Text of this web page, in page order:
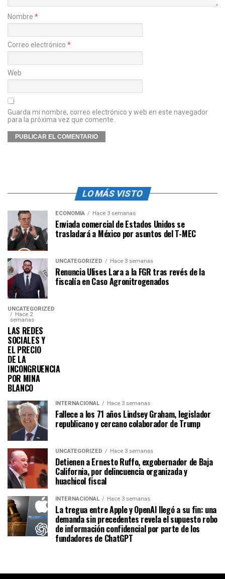
Nombre *
Correo electrónico *
Web
Guarda mi nombre, correo electrónico y web en este navegador
para la próxima vez que comente.
LO MÁS VISTO
ECONOMÍA Hace 3 semanas
Enviada comercial de Estados Unidos se
trasladará a México por asuntos del T-MEC
UNCATEGORIZED Hace 3 semanas
Renuncia Ulises Lara a la FGR tras revés de la
fiscalía en Caso Agronitrogenados
UNCATEGORIZED
Hace 2
semanas
LAS REDES
SOCIALES Y
EL PRECIO
DE LA
INCONGRUENCIA
POR MINA
BLANCO
INTERNACIONAL Hace 3 semanas
Fallece a los 71 años Lindsey Graham, legislador
republicano y cercano colaborador de Trump
UNCATEGORIZED Hace 3 semanas
Detienen a Ernesto Ruffo, exgobernador de Baja
California, por delincuencia organizada y
huachicol fiscal
INTERNACIONAL Hace 3 semanas
La tregua entre Apple y OpenAI llegó a su fin: una
demanda sin precedentes revela el supuesto robo
de información confidencial por parte de los
fundadores de ChatGPT